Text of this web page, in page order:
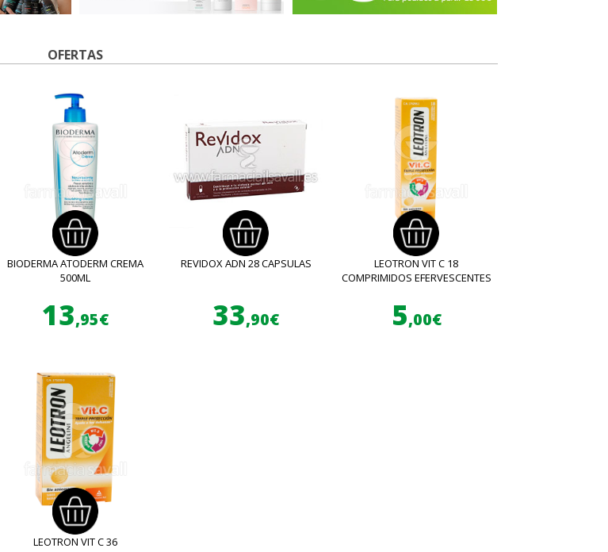
OFERTAS
BIODERMA ATODERM CREMA
500ML
13,95€
REVIDOX ADN 28 CAPSULAS
33,90€
LEOTRON VIT C 18
COMPRIMIDOS EFERVESCENTES
5,00€
LEOTRON VIT C 36